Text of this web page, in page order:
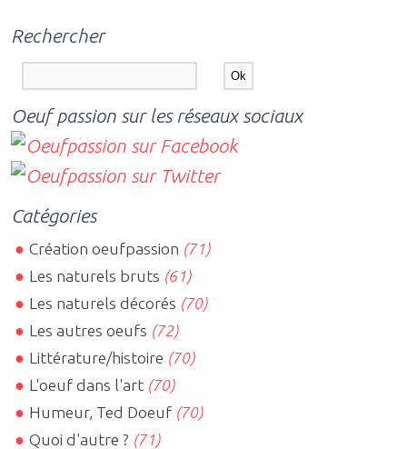
Rechercher
Oeuf passion sur les réseaux sociaux
Catégories
Création oeufpassion (71)
Les naturels bruts (61)
Les naturels décorés (70)
Les autres oeufs (72)
Littérature/histoire (70)
L'oeuf dans l'art (70)
Humeur, Ted Doeuf (70)
Quoi d'autre ? (71)